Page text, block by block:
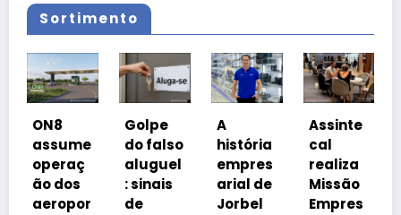
Sortimento
do falso
aluguel
: sinais
de
A
história
empres
arial de
cal
realiza
Missão
Empres
Coalizã
Prosper
a Brasil
cobra